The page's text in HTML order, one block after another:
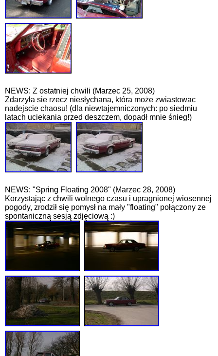
NEWS: Z ostatniej chwili (Marzec 25, 2008)
Zdarzyła sie rzecz niesłychana, która może zwiastowac
nadejscie chaosu! (dla niewtajemniczonych: po siedmiu
latach uciekania przed deszczem, dopadł mnie śnieg!)
NEWS: "Spring Floating 2008" (Marzec 28, 2008)
Korzystając z chwili wolnego czasu i upragnionej wiosennej
pogody, zrodził się pomysł na mały "floating" połączony ze
spontaniczną sesją zdjęciową :)